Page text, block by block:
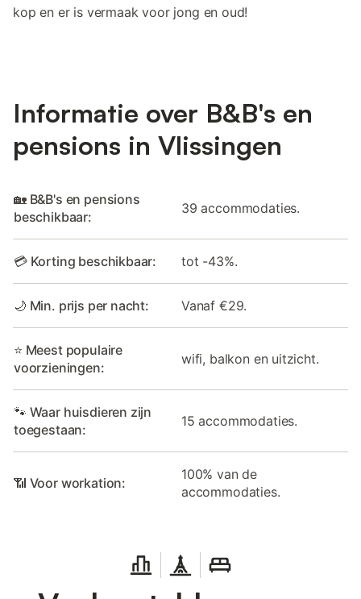
kop en er is vermaak voor jong en oud!
Informatie over B&B's en
pensions in Vlissingen
🏡 B&B's en pensions
beschikbaar:
39 accommodaties.
💳 Korting beschikbaar: tot -43%.
🌙 Min. prijs per nacht: Vanaf €29.
⭐ Meest populaire
voorzieningen:
wifi, balkon en uitzicht.
🐾 Waar huisdieren zijn
toegestaan:
15 accommodaties.
📶 Voor workation:
100% van de
accommodaties.